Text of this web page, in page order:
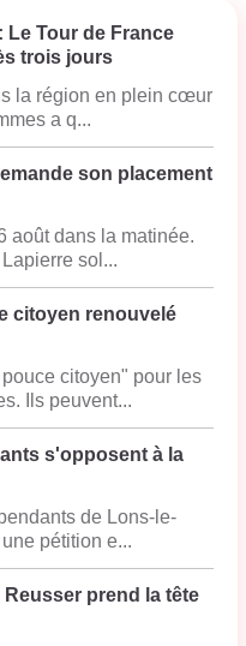
Le Tour de France
trois jours
la région en plein cœur
a q...
son placement
août dans la matinée.
sol...
citoyen renouvelé
citoyen" pour les
Ils peuvent...
s'opposent à la
de Lons-le-
pétition e...
prend la tête